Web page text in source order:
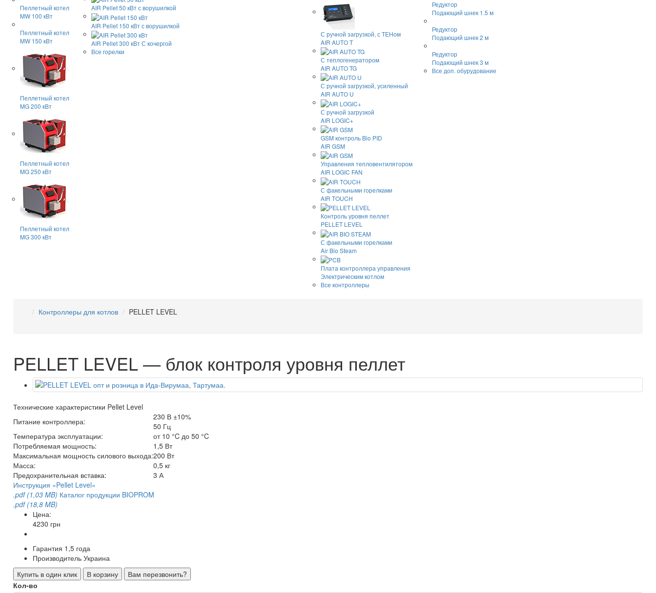
Пеллетный котел
MW 100 кВт
Пеллетный котел
MW 150 кВт
Пеллетный котел
MG 200 кВт
Пеллетный котел
MG 250 кВт
Пеллетный котел
MG 300 кВт
AIR Pellet 50 кВтс ворушилкой
AIR Pellet 150 кВтс ворушилкой
AIR Pellet 300 кВтС кочергой
Все горелки
С ручной загрузкой, с ТЕНом
AIR AUTO T
С теплогенератором
AIR AUTO TG
С ручной загрузкой, усиленный
AIR AUTO U
С ручной загрузкой
AIR LOGIC+
GSM контроль Bio PID
AIR GSM
Управления тепловентилятором
AIR LOGIC FAN
С факельными горелками
AIR TOUCH
Контроль уровня пеллет
PELLET LEVEL
С факельными горелками
Air Bio Steam
Плата контроллера управления
Электрическим котлом
Все контроллеры
Редуктор
Подающий шнек 1.5 м
Редуктор
Подающий шнек 2 м
Редуктор
Подающий шнек 3 м
Все доп. обурудование
Контроллеры для котлов PELLET LEVEL
PELLET LEVEL — блок контроля уровня пеллет
Технические характеристики Pellet Level
Питание контроллера:
230 В ±10%
50 Гц
Температура эксплуатации:
от 10 °C до 50 °C
Потребляемая мощность:
1,5 Вт
Максимальная мощность силового выхода:200 Вт
Масса:
0,5 кг
Предохранительная вставка:
3 А
Инструкция «Pellet Level»
.pdf (1,03 MB) Каталог продукции BIOPROM
.pdf (18,8 MB)
Цена:
4230 грн
Гарантия 1,5 года
Производитель Украина
Купить в один клик
В корзину
Вам перезвонить?
Кол-во